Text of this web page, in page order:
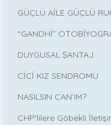
GÜÇLÜ AİLE GÜÇLÜ
“GANDHİ”
DUYGUSAL ŞANTAJ
CİCİ KIZ SENDROMU
NASILSIN CAN’IM?
CHP'lilere Göbekli